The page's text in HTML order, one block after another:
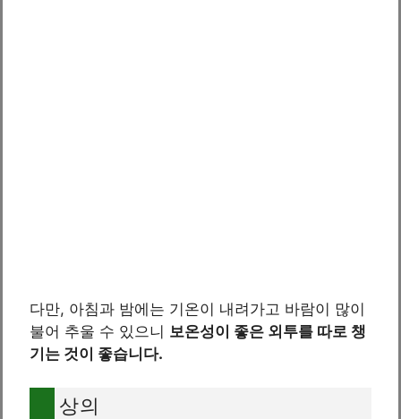
다만, 아침과 밤에는 기온이 내려가고 바람이 많이
불어 추울 수 있으니 보온성이 좋은 외투를 따로 챙
기는 것이 좋습니다.
상의